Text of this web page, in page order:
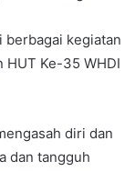
berbagai kegiatan
HUT Ke-35 WHDI
diri dan
dan tangguh